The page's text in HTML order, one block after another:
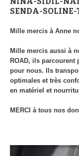
SENDA-SOLINE-
Mille mercis à Anne
Mille mercis aussi à
ROAD, ils
pour nous. Ils
optimales et très
en matériel et
MERCI à tous nos